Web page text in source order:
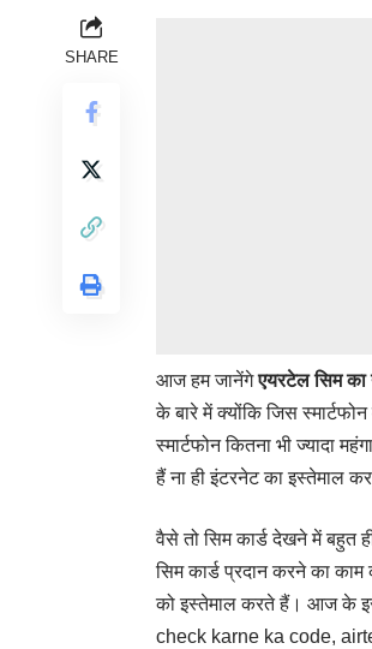
SHARE
आज हम जानेंगेएयरटेल सिम
के बारे में क्योंकि जिस
स्मार्टफोन कितना भी ज्यादा
हैं ना ही इंटरनेट का इस्तेमाल
वैसे तो सिम कार्ड देखने में बहुत
सिम कार्ड प्रदान करने का
को इस्तेमाल करते हैं। आज के
check karne ka code,